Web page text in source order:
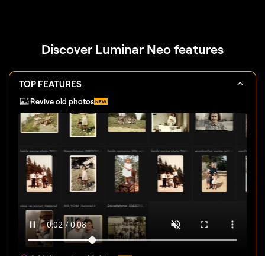
Discover Luminar Neo features
TOP FEATURES
Revive old photos NEW